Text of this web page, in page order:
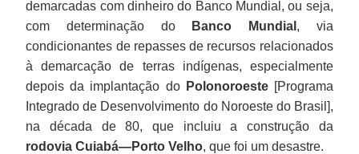
demarcadas com dinheiro do Banco Mundial, ou seja,
com determinação do
Banco Mundial , via
condicionantes de repasses de recursos relacionados
à demarcação de terras indígenas, especialmente
depois da implantação do Polonoroeste [Programa
Integrado de Desenvolvimento do Noroeste do Brasil],
na década de 80, que incluiu a construção da
rodovia Cuiabá—Porto Velho, que foi um desastre.
regra,
esses
compromissos
feitos
cumprimento